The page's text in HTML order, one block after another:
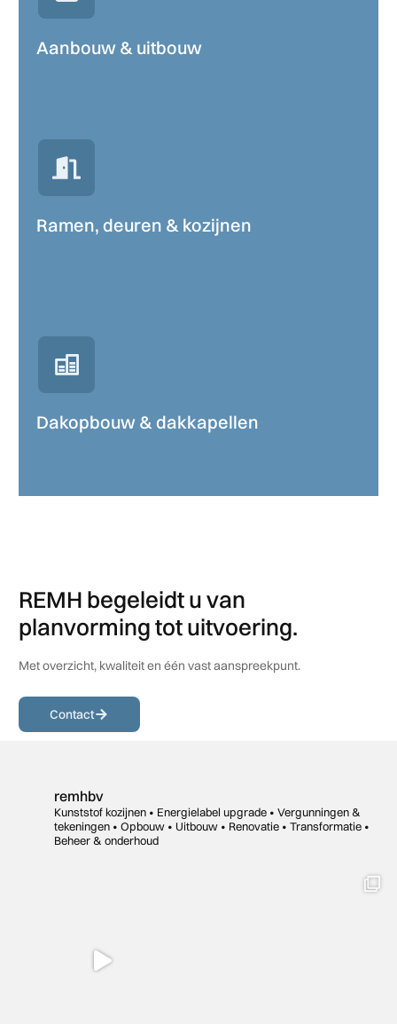
Aanbouw & uitbouw
Ramen, deuren & kozijnen
Dakopbouw & dakkapellen
REMH begeleidt u van
planvorming tot uitvoering.
Met overzicht, kwaliteit en één vast aanspreekpunt.
Contact
remhbv
Kunststof kozijnen • Energielabel upgrade • Vergunningen &
tekeningen • Opbouw • Uitbouw • Renovatie • Transformatie •
Beheer & onderhoud